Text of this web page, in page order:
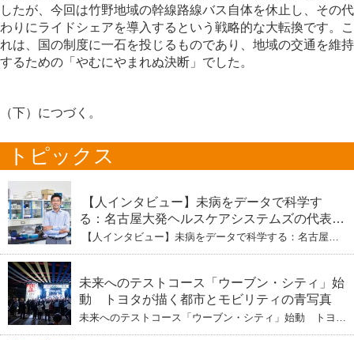
したが、今回は竹野地域の幹線路線バス自体を休止し、その代
わりにライドシェアを導入するという戦略的な大転換です。こ
れは、国の制度に一石を投じるものであり、地域の交通を維持
するための「やむにやまれぬ決断」でした。
（下）につづく。
トピックス
【人インタビュー】未病をデータで科学す
る：名古屋大発ヘルスケアシステムズの代表取
締役社長・瀧本陽介 【下】「人生80年の暇つ
ぶし」を着実に：理系ニートが挑むヘルスケア
【人インタビュー】未病をデータで科学する：名古屋大
挑むヘルスケア標準化と海外戦略
未来へのテストコース「ウーブン・シティ」始
動 トヨタが描く都市とモビリティの青写真
未来へのテストコース「ウーブン・シティ」始動 トヨタ